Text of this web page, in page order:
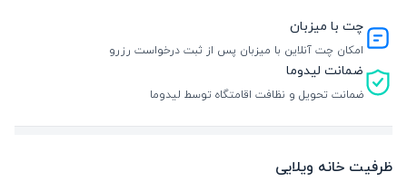
چت با میزبان
امکان چت آنلاین با میزبان پس از ثبت درخواست رزرو
ضمانت لیدوما
ضمانت تحویل و نظافت اقامتگاه توسط لیدوما
ظرفیت خانه ویلایی